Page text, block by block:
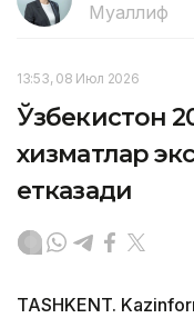
Муаллиф
13:53, 08 Июл 2026
Ўзбекистон
хизматлар
етказади
TASHKENT.